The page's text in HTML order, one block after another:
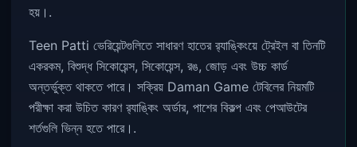
হয়।.
Teen Patti ভেরিয়েন্টগুলিতে সাধারণ হাতের র‌্যাঙ্কিংয়ে ট্রেইল বা তিনটি
একরকম, বিশুদ্ধ সিকোয়েন্স, সিকোয়েন্স, রঙ, জোড় এবং উচ্চ কার্ড
অন্তর্ভুক্ত থাকতে পারে। সক্রিয় Daman Game টেবিলের নিয়মটি
পরীক্ষা করা উচিত কারণ র‌্যাঙ্কিং অর্ডার, পাশের বিকল্প এবং পেআউটের
শর্তগুলি ভিন্ন হতে পারে।.